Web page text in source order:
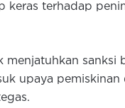
keras terhadap
menjatuhkan sanksi
upaya pemiskinan